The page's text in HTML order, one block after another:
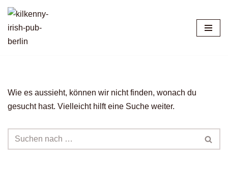
Zum
Inhalt
Wie es aussieht, können wir nicht finden, wonach du
gesucht hast. Vielleicht hilft eine Suche weiter.